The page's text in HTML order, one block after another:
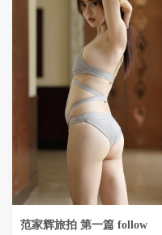
范家辉旅拍 第一篇 follow